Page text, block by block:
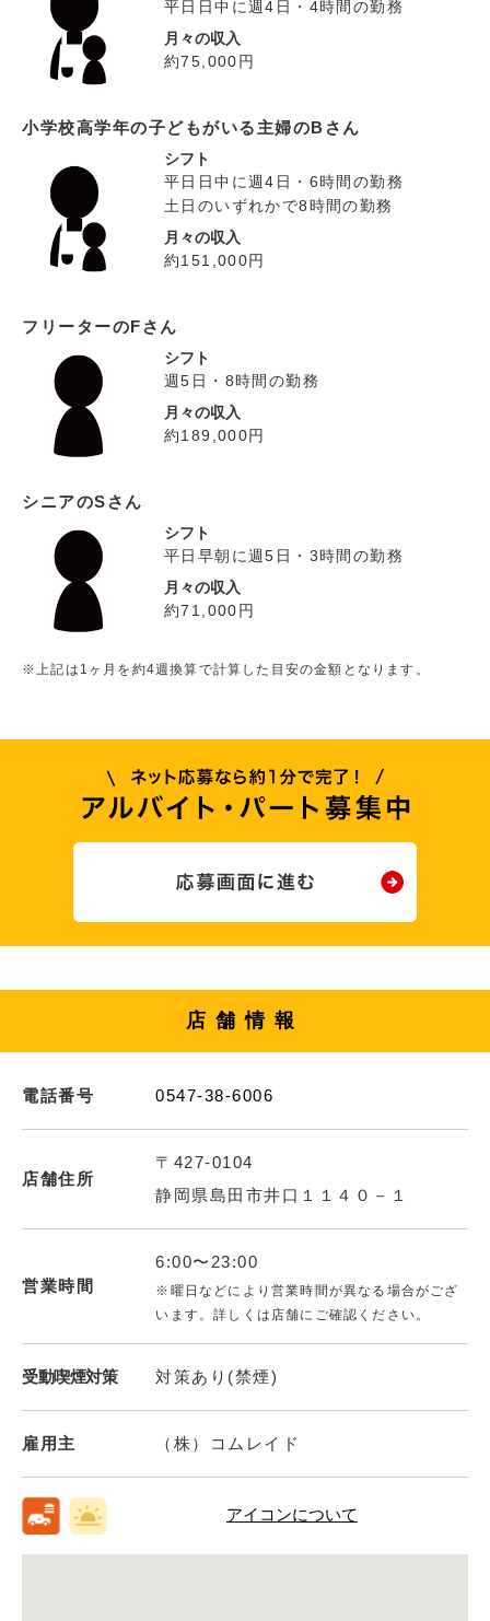
平日日中に週4日・4時間の勤務
月々の収入
約75,000円
小学校高学年の子どもがいる主婦のBさん
シフト
平日日中に週4日・6時間の勤務
土日のいずれかで8時間の勤務
月々の収入
約151,000円
フリーターのFさん
シフト
週5日・8時間の勤務
月々の収入
約189,000円
シニアのSさん
シフト
平日早朝に週5日・3時間の勤務
月々の収入
約71,000円
※上記は1ヶ月を約4週換算で計算した目安の金額となります。
店舗情報
電話番号 0547-38-6006
店舗住所
〒427-0104
静岡県島田市井口１１４０－１
営業時間
6:00〜23:00
※曜日などにより営業時間が異なる場合がござ
います。詳しくは店舗にご確認ください。
受動喫煙対策 対策あり(禁煙)
雇用主 （株）コムレイド
アイコンについて